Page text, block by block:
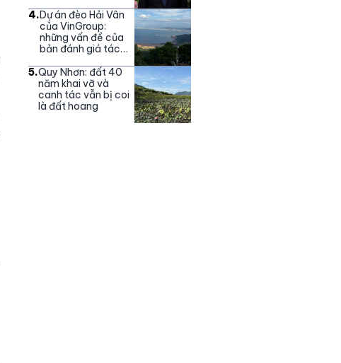
4.Dự án đèo Hải Vân
của VinGroup:
những vấn đề của
bản đánh giá tác
5.Quy Nhơn: đất 40
năm khai vỡ và
canh tác vẫn bị coi
là đất hoang